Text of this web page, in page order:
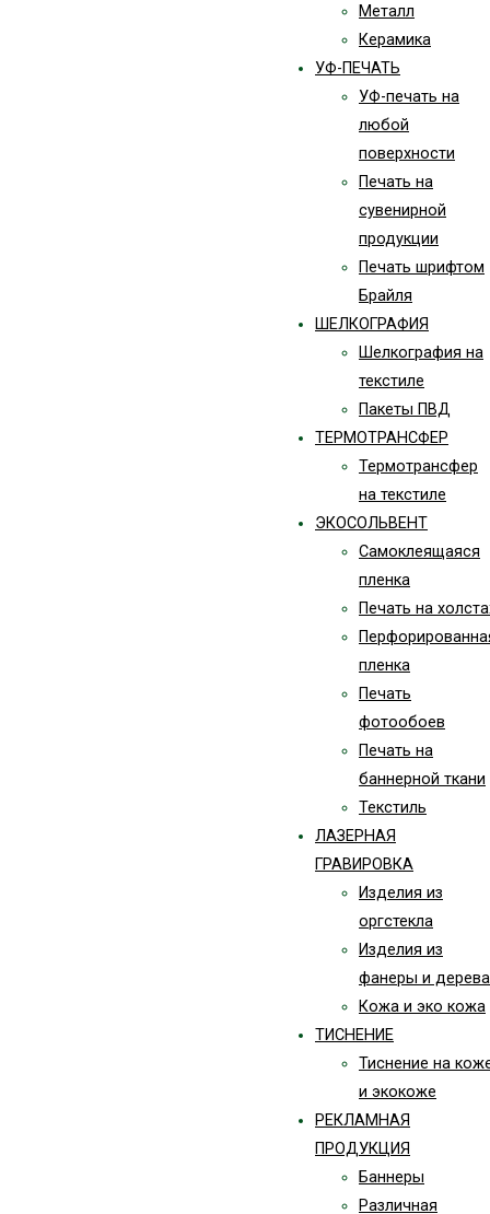
Металл
Керамика
УФ-ПЕЧАТЬ
УФ-печать на
любой
поверхности
Печать на
сувенирной
продукции
Печать шрифтом
Брайля
ШЕЛКОГРАФИЯ
Шелкография на
текстиле
Пакеты ПВД
ТЕРМОТРАНСФЕР
Термотрансфер
на текстиле
ЭКОСОЛЬВЕНТ
Самоклеящаяся
пленка
Печать на
пленка
Печать
фотообоев
Печать на
баннерной ткани
Текстиль
ЛАЗЕРНАЯ
ГРАВИРОВКА
Изделия из
оргстекла
Изделия из
фанеры и дерева
Кожа и эко кожа
ТИСНЕНИЕ
Тиснение на
и экокоже
РЕКЛАМНАЯ
ПРОДУКЦИЯ
Баннеры
Различная